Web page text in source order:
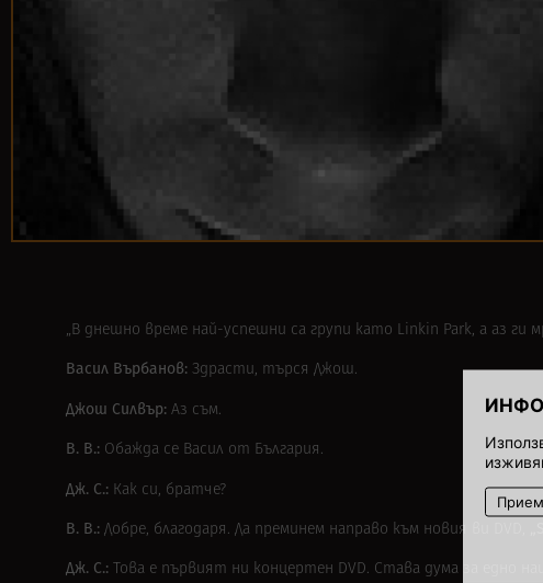
„В днешно време най-успешни са групи като Linkin Park, а аз ги
Васил Върбанов: Здрасти, търся Джош.
Джош Силвър: Аз съм.
В. В.: Обажда се Васил от България.
Дж. С.: Как си, братче?
В. В.: Добре, благодаря. Да преминем направо към новия ви DVD,
Дж. С.: Това е първият ни концертен DVD. Става дума за едно